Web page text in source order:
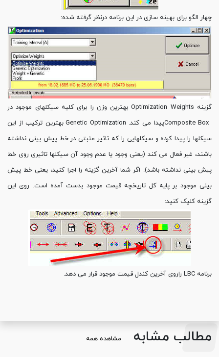
چهار الگو برای بهینه سازی در این برنامه درنظر گرفته شده:
گزینه Optimization Weights بهترین وزن را برای کلیه سیکلهای موجود در
Composite Boxپیدا می کند. Genetic Optimization بهترین ترکیب از این
سیکلها را پیدا کرده و سیکلهایی را که تاثیر مثبتی در خط پیش بینی نداشته
باشند، غیر فعال می کند (یعنی وجود یا عدم وجود آن سیکلها تاثیری روی خط
پیش بینی نداشته باشد). اگر شما آخرین گزینه را اجرا کنید، یعنی خط پیش
بینی موجود بر پایه کل تاریخچه قیمت موجود بدست آمده است. روی این
گزینه کلیک کنید:
برنامه LBC راروی آخرین کندل قیمت موجود قرار می دهد.
مطالب مشابه مشاهده همه